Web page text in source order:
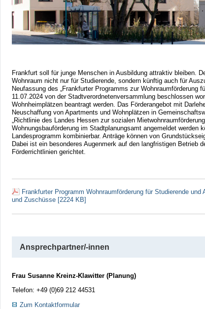
Frankfurt soll für junge Menschen in Ausbildung attraktiv bleiben.
Wohnraum nicht nur für Studierende, sondern künftig auch für
Neufassung des „Frankfurter Programms zur Wohnraumförderung
11.07.2024 von der Stadtverordnetenversammlung beschlossen
Wohnheimplätzen beantragt werden. Das Förderangebot mit
Neuschaffung von Apartments und Wohnplätzen in
„Richtlinie des Landes Hessen zur sozialen
Wohnungsbauförderung im Stadtplanungsamt angemeldet werden
Landesprogramm kombinierbar. Anträge können von
Dabei ist ein besonderes Augenmerk auf den langfristigen Betrieb
Förderrichtlinien gerichtet.
Frankfurter Programm Wohnraumförderung für Studierende
und Zuschüsse [2224 KB]
Ansprechpartner/-innen
Frau Susanne Kreinz-Klawitter (Planung)
Telefon: +49 (0)69 212 44531
Zum Kontaktformular